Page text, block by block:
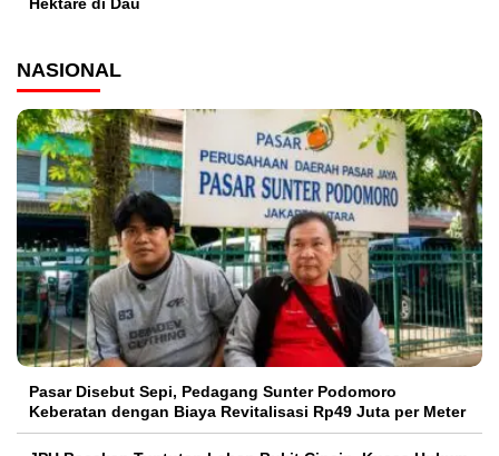
NASIONAL
Pasar Disebut Sepi, Pedagang Sunter Podomoro
Keberatan dengan Biaya Revitalisasi Rp49 Juta per Meter